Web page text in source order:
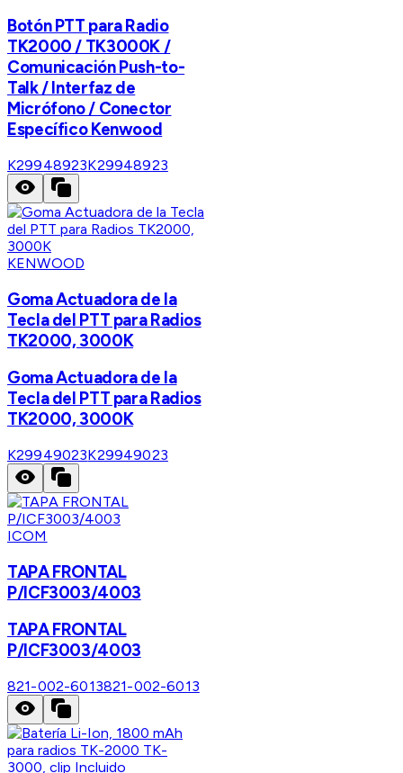
Botón PTT para Radio
TK2000 / TK3000K /
Comunicación Push-to-
Talk / Interfaz de
Micrófono / Conector
Específico Kenwood
K29948923K29948923
KENWOOD
Goma Actuadora de la
Tecla del PTT para Radios
TK2000, 3000K
Goma Actuadora de la
Tecla del PTT para Radios
TK2000, 3000K
K29949023K29949023
ICOM
TAPA FRONTAL
P/ICF3003/4003
TAPA FRONTAL
P/ICF3003/4003
821-002-6013821-002-6013